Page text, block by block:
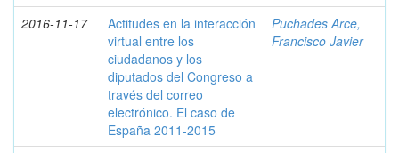
2016-11-17
Actitudes en la interacción
virtual entre los
ciudadanos y los
diputados del Congreso a
través del correo
electrónico. El caso de
España 2011-2015
Puchades Arce,
Francisco Javier